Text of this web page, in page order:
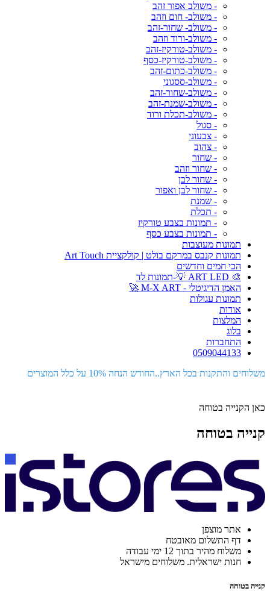
- משולב אפור זהב
- משולב- חום וזהב
- משולב- שחור-זהב
- משולב-ורוד וזהב
- משולב-טורקיז-זהב
- משולב-טורקיז-כסף
- משולב-כתום-זהב
- משולב-ססגוני
- משולב-שחור-זהב
- משולב-שמנת-זהב
- משולב-תכלת ורוד
- סגול
- צבעוני
- צהוב
- שחור
- שחור וזהב
- שחור לבן
- שחור לבן ואפור
- שמנת
- תכלת
- תמונות בצבע טורקיז
- תמונות בצבע כסף
תמונות מעוצבות
תמונות קנבס במרקם בולט | קולקציית Art Touch
הכי חמים וחדשים
🎨 ART LED 💡-תמונות לד
האמן הדיגיטלי - M-X ART 🚀
תמונות עגולות
אודות
המלצות
בלוג
התחברות
0509044133
משלוחים והתקנות בכל הארץ..החודש הנחה 10% על כלל המוצרים
כאן הקנייה בטוחה
קנייה בטוחה
אתר מוצפן
דף התשלום מאובטח
משלוח מהיר בתוך 12 ימי עבודה
חנות ישראלית. משלוחים מישראל
קנייה בטוחה